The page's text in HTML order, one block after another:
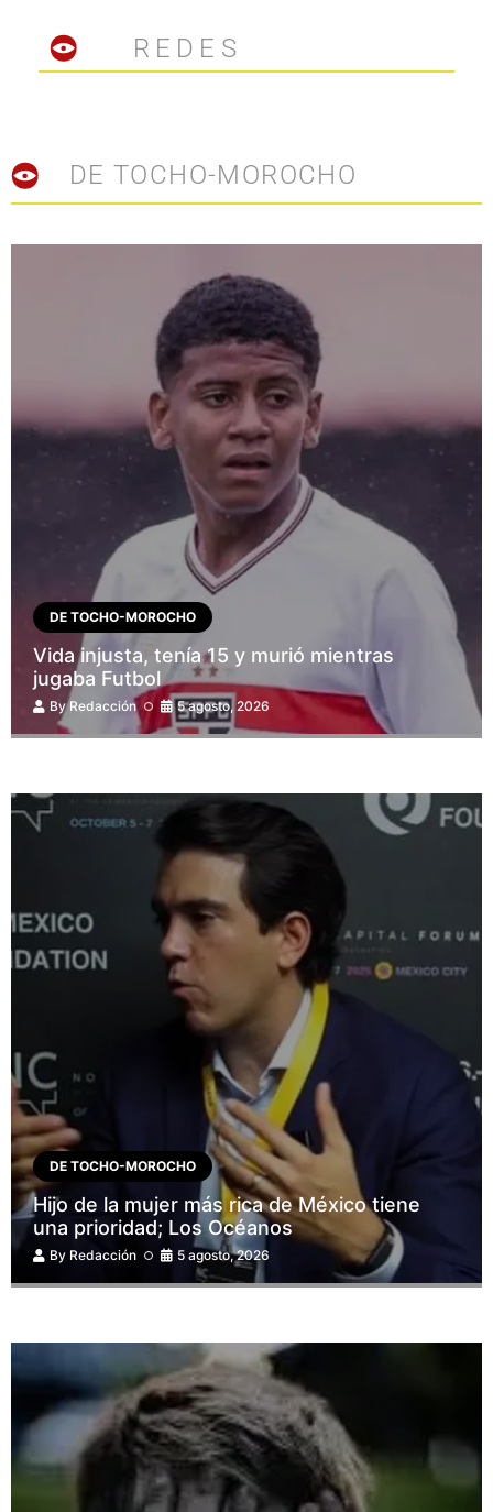
REDES
DE TOCHO-MOROCHO
DE TOCHO-MOROCHO
Vida injusta, tenía 15 y murió mientras
jugaba Futbol
ByRedacción 5 agosto, 2026
DE TOCHO-MOROCHO
Hijo de la mujer más rica de México tiene
una prioridad; Los Océanos
By Redacción 5 agosto, 2026